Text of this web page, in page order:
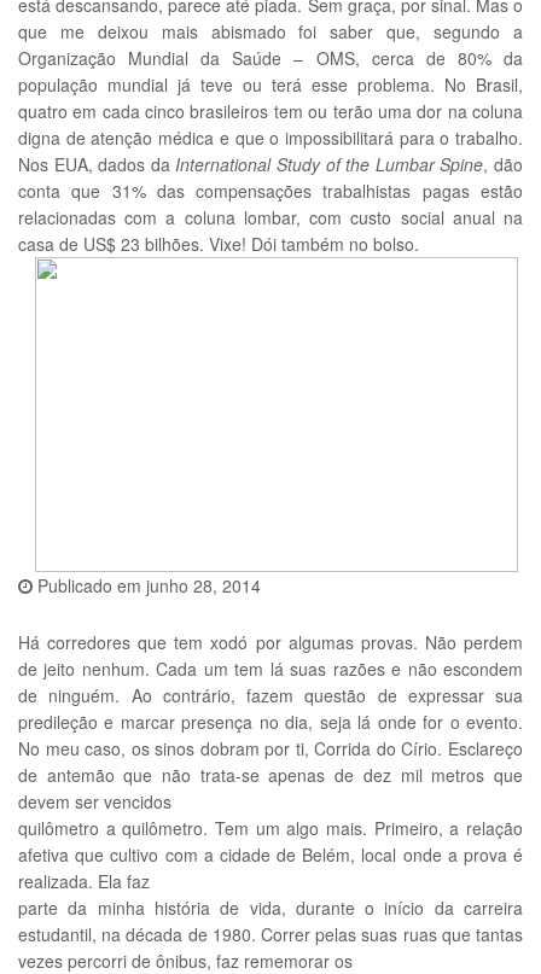
está descansando, parece até piada. Sem graça, por sinal. Mas o
que me deixou mais abismado foi saber que, segundo a
Organização Mundial da Saúde – OMS, cerca de 80% da
população mundial já teve ou terá esse problema. No Brasil,
quatro em cada cinco brasileiros tem ou terão uma dor na coluna
digna de atenção médica e que o impossibilitará para o trabalho.
Nos EUA, dados daInternational Study of the Lumbar Spine, dão
conta que 31% das compensações trabalhistas pagas estão
relacionadas com a coluna lombar, com custo social anual na
casa de US$ 23 bilhões. Vixe! Dói também no bolso.
Publicado em junho 28, 2014
Há corredores que tem xodó por algumas provas. Não perdem
de jeito nenhum. Cada um tem lá suas razões e não escondem
de ninguém. Ao contrário, fazem questão de expressar sua
predileção e marcar presença no dia, seja lá onde for o evento.
No meu caso, os sinos dobram por ti, Corrida do Círio. Esclareço
de antemão que não trata-se apenas de dez mil metros que
devem ser vencidos
quilômetro a quilômetro. Tem um algo mais. Primeiro, a relação
afetiva que cultivo com a cidade de Belém, local onde a prova é
realizada. Ela faz
parte da minha história de vida, durante o início da carreira
estudantil, na década de 1980. Correr pelas suas ruas que tantas
vezes percorri de ônibus, faz rememorar os